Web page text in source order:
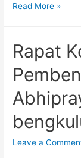
Sosialisasi
dan
(Hak
Kesehatan
dan
Reproduksi)
Read More »
Rapat
Leave a